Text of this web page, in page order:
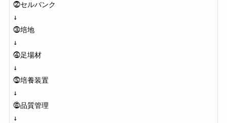
⓶セルバンク
↓
⓷培地
↓
⓸足場材
↓
⓹培養装置
↓
⓺品質管理
↓